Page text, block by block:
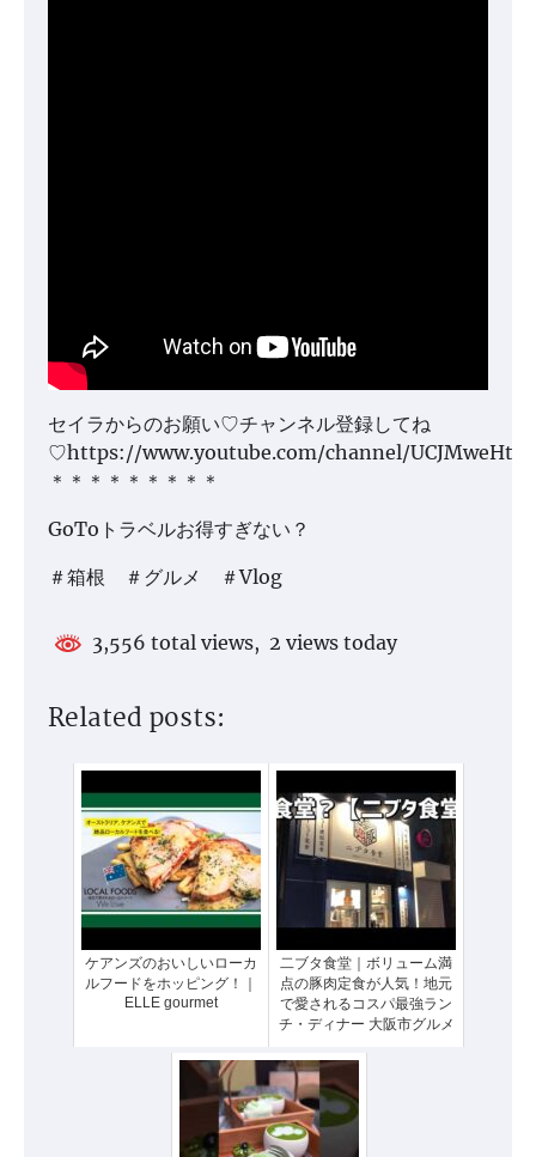
セイラからのお願い♡チャンネル登録してね
♡https://www.youtube.com/channel/
＊＊＊＊＊＊＊＊＊
GoToトラベルお得すぎない？
＃箱根 ＃グルメ ＃Vlog
3,556 total views, 2 views today
Related posts:
ケアンズのおいしいローカ
ルフードをホッピング！｜
ELLE gourmet
二ブタ食堂｜ボリューム満
点の豚肉定食が人気！地元
で愛されるコスパ最強ラン
チ・ディナー 大阪市グルメ